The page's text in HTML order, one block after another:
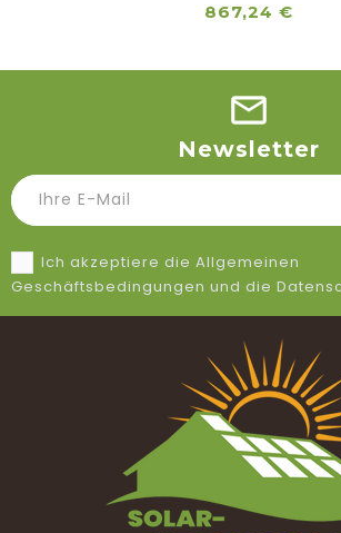
867,24 €
Newsletter
Ich akzeptiere die Allgemeinen
Geschäftsbedingungen und die